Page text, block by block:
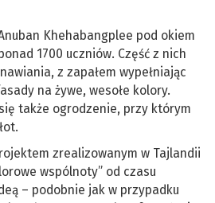
Khehabangplee pod okiem
1700 uczniów. Część z nich
z zapałem wypełniając
na żywe, wesołe kolory.
także ogrodzenie, przy którym
zrealizowanym w Tajlandii
wspólnoty” od czasu
– podobnie jak w przypadku